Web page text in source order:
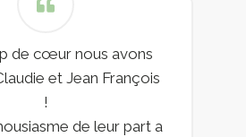
de cœur nous avons
et Jean François
!
de leur part a